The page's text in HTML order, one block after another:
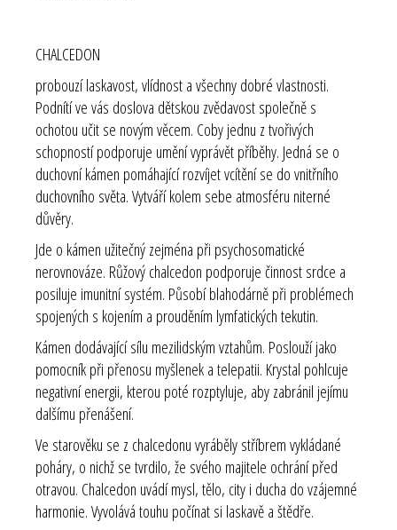
CHALCEDON
probouzí laskavost, vlídnost a všechny dobré vlastnosti.
Podnítí ve vás doslova dětskou zvědavost společně s
ochotou učit se novým věcem. Coby jednu z tvořivých
schopností podporuje umění vyprávět příběhy. Jedná se o
duchovní kámen pomáhající rozvíjet vcítění se do vnitřního
duchovního světa. Vytváří kolem sebe atmosféru niterné
důvěry.
Jde o kámen užitečný zejména při psychosomatické
nerovnováze. Růžový chalcedon podporuje činnost srdce a
posiluje imunitní systém. Působí blahodárně při problémech
spojených s kojením a prouděním lymfatických tekutin.
Kámen dodávající sílu mezilidským vztahům. Poslouží jako
pomocník při přenosu myšlenek a telepatii. Krystal pohlcuje
negativní energii, kterou poté rozptyluje, aby zabránil jejímu
dalšímu přenášení.
Ve starověku se z chalcedonu vyráběly stříbrem vykládané
poháry, o nichž se tvrdilo, že svého majitele ochrání před
otravou. Chalcedon uvádí mysl, tělo, city i ducha do vzájemné
harmonie. Vyvolává touhu počínat si laskavě a štědře.